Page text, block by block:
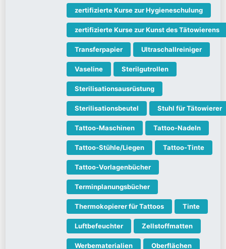
zertifizierte Kurse zur Hygieneschulung
zertifizierte Kurse zur Kunst des Tätowierens
Transferpapier Ultraschallreiniger
Vaseline Sterilgutrollen
Sterilisationsausrüstung
Sterilisationsbeutel Stuhl für Tätowierer
Tattoo-Maschinen Tattoo-Nadeln
Tattoo-Stühle/Liegen Tattoo-Tinte
Tattoo-Vorlagenbücher
Terminplanungsbücher
Thermokopierer für Tattoos Tinte
Luftbefeuchter Zellstoffmatten
Werbematerialien Oberflächen